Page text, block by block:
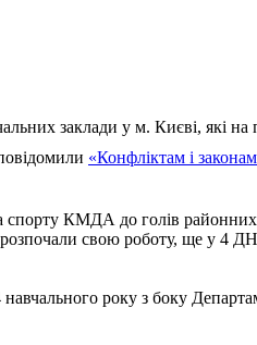
заклади у м. Києві, які на
«Конфліктам і
КМДА до голів
свою роботу, ще у 4
року з боку